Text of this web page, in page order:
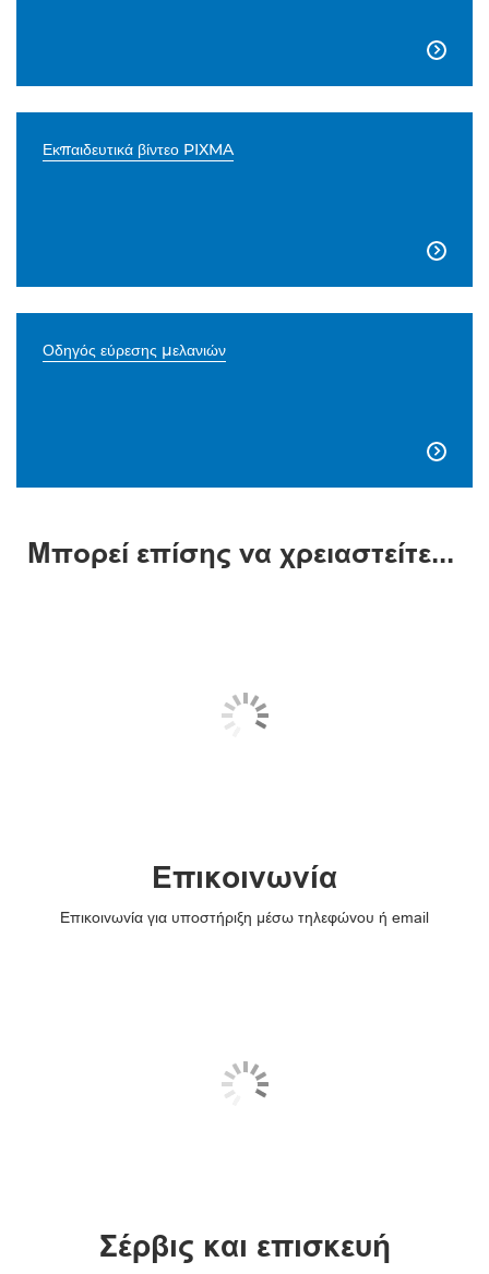

Εκπαιδευτικά βίντεο PIXMA

Οδηγός εύρεσης μελανιών

Μπορεί επίσης να χρειαστείτε...
Επικοινωνία
Επικοινωνία για υποστήριξη μέσω τηλεφώνου ή email
Σέρβις και επισκευή